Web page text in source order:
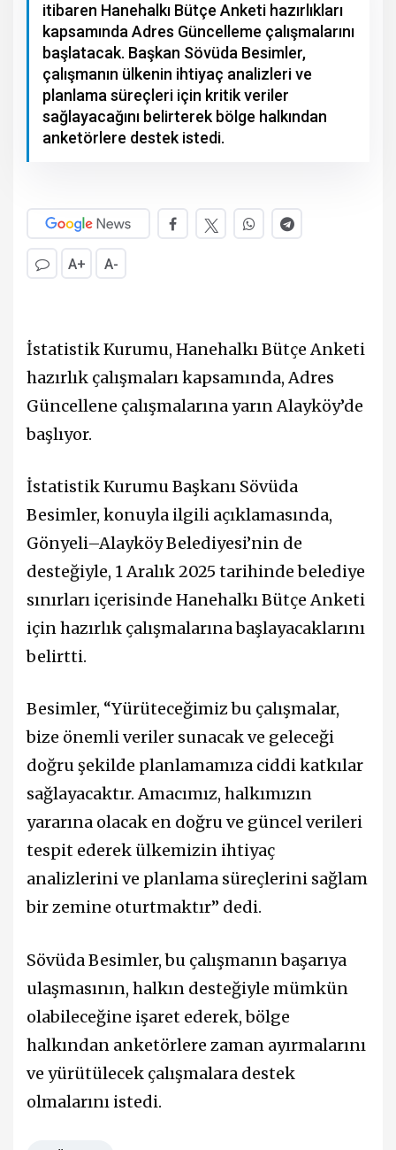
itibaren Hanehalkı Bütçe Anketi hazırlıkları
kapsamında Adres Güncelleme çalışmalarını
başlatacak. Başkan Sövüda Besimler,
çalışmanın ülkenin ihtiyaç analizleri ve
planlama süreçleri için kritik veriler
sağlayacağını belirterek bölge halkından
anketörlere destek istedi.
A+ A-
İstatistik Kurumu, Hanehalkı Bütçe Anketi
hazırlık çalışmaları kapsamında, Adres
Güncellene çalışmalarına yarın Alayköy’de
başlıyor.
İstatistik Kurumu Başkanı Sövüda
Besimler, konuyla ilgili açıklamasında,
Gönyeli–Alayköy Belediyesi’nin de
desteğiyle, 1 Aralık 2025 tarihinde belediye
sınırları içerisinde Hanehalkı Bütçe Anketi
için hazırlık çalışmalarına başlayacaklarını
belirtti.
Besimler, “Yürüteceğimiz bu çalışmalar,
bize önemli veriler sunacak ve geleceği
doğru şekilde planlamamıza ciddi katkılar
sağlayacaktır. Amacımız, halkımızın
yararına olacak en doğru ve güncel verileri
tespit ederek ülkemizin ihtiyaç
analizlerini ve planlama süreçlerini sağlam
bir zemine oturtmaktır” dedi.
Sövüda Besimler, bu çalışmanın başarıya
ulaşmasının, halkın desteğiyle mümkün
olabileceğine işaret ederek, bölge
halkından anketörlere zaman ayırmalarını
ve yürütülecek çalışmalara destek
olmalarını istedi.